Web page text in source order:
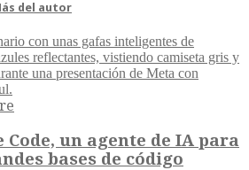
del autor
Code, un agente de IA para
bases de código